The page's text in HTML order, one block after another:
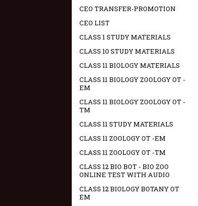
CEO TRANSFER-PROMOTION
CEO LIST
CLASS 1 STUDY MATERIALS
CLASS 10 STUDY MATERIALS
CLASS 11 BIOLOGY MATERIALS
CLASS 11 BIOLOGY ZOOLOGY OT -
EM
CLASS 11 BIOLOGY ZOOLOGY OT -
TM
CLASS 11 STUDY MATERIALS
CLASS 11 ZOOLOGY OT -EM
CLASS 11 ZOOLOGY OT -TM
CLASS 12 BIO BOT - BIO ZOO
ONLINE TEST WITH AUDIO
CLASS 12 BIOLOGY BOTANY OT
EM